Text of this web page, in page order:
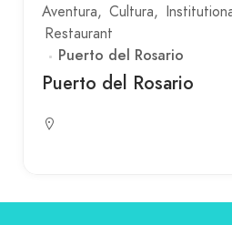
Aventura Cultura
Restaurant
Puerto del Rosario
Puerto del Rosario